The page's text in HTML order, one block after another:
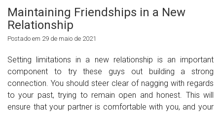
Maintaining Friendships in a New
Relationship
Postado em 29 de maio de 2021
Setting limitations in a new relationship is an important
component to try these guys out building a strong
connection. You should steer clear of nagging with regards
to your past, trying to remain open and honest. This will
ensure that your partner is comfortable with you, and your